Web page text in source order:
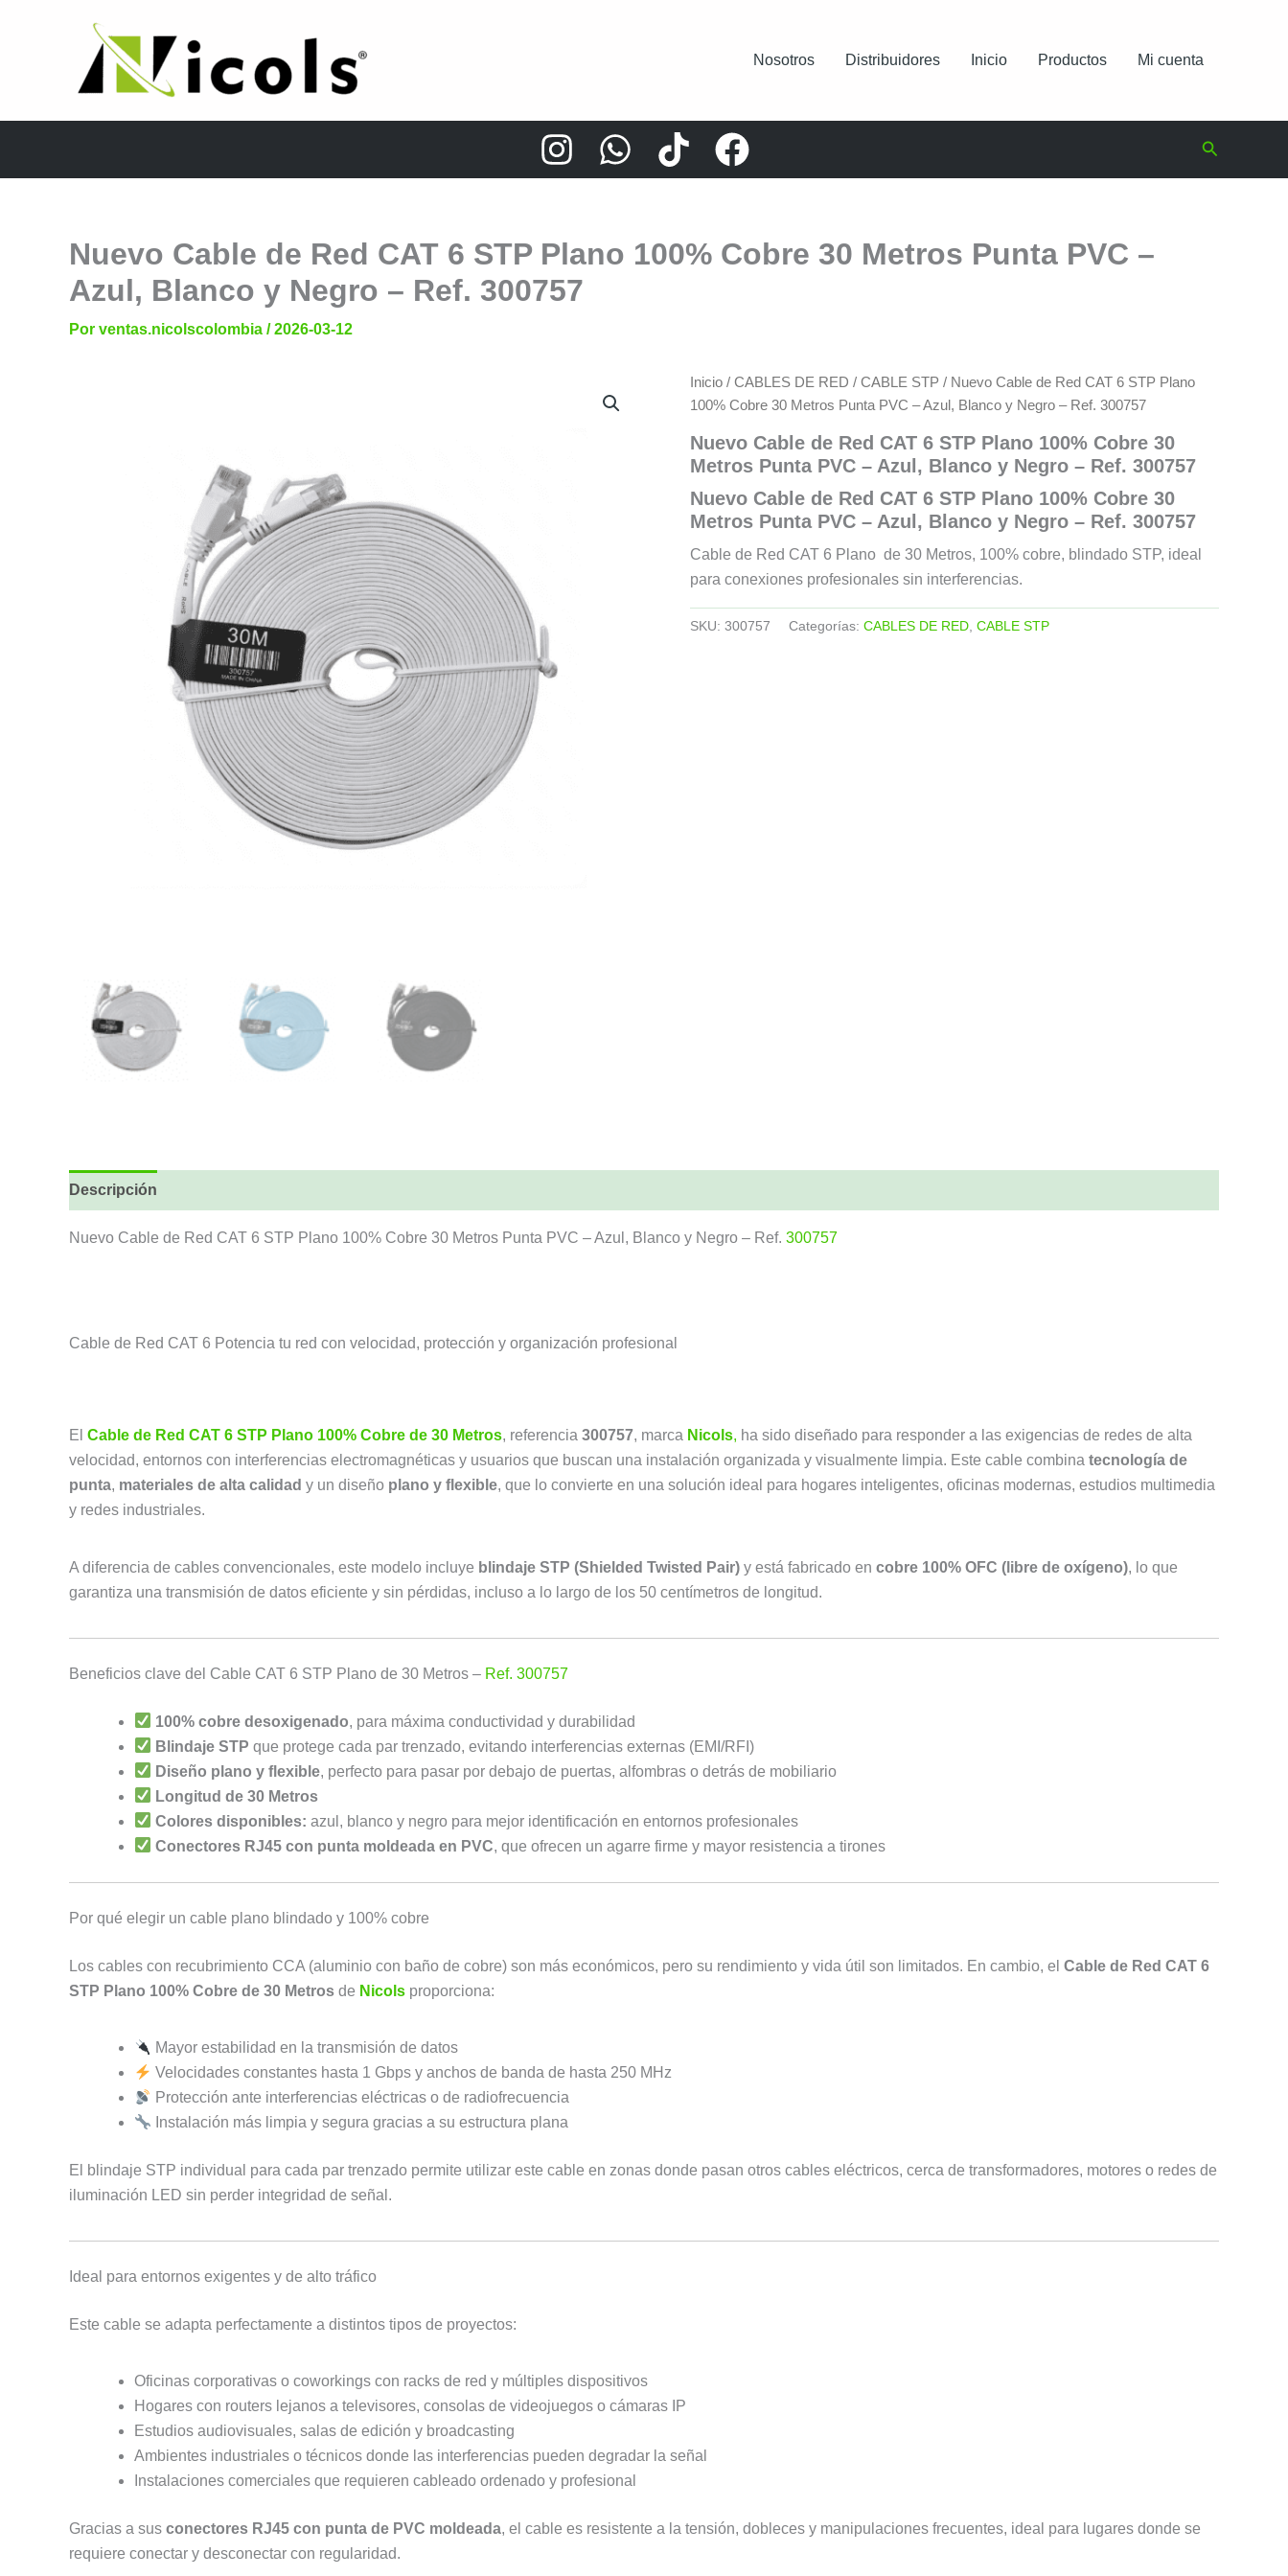
Nosotros Distribuidores Inicio Productos Mi cuenta
Buscar
Nuevo Cable de Red CAT 6 STP Plano 100% Cobre 30 Metros Punta PVC –
Azul, Blanco y Negro – Ref. 300757
Por ventas.nicolscolombia /2026-03-12
Inicio / CABLES DE RED / CABLE STP / Nuevo Cable de Red CAT 6 STP Plano
100% Cobre 30 Metros Punta PVC – Azul, Blanco y Negro – Ref. 300757
Nuevo Cable de Red CAT 6 STP Plano 100% Cobre 30
Metros Punta PVC – Azul, Blanco y Negro – Ref. 300757
Nuevo Cable de Red CAT 6 STP Plano 100% Cobre 30
Metros Punta PVC – Azul, Blanco y Negro – Ref. 300757
Cable de Red CAT 6 Plano de 30 Metros, 100% cobre, blindado STP, ideal
para conexiones profesionales sin interferencias.
SKU: 300757 Categorías: CABLES DE RED CABLE STP
Descripción
Nuevo Cable de Red CAT 6 STP Plano 100% Cobre 30 Metros Punta PVC – Azul, Blanco y Negro – Ref. 300757
Cable de Red CAT 6 Potencia tu red con velocidad, protección y organización profesional
El Cable de Red CAT 6 STP Plano 100% Cobre de 30 Metros, referencia 300757, marca Nicols, ha sido diseñado para responder a las exigencias de redes de alta
velocidad, entornos con interferencias electromagnéticas y usuarios que buscan una instalación organizada y visualmente limpia. Este cable combina tecnología de
punta, materiales de alta calidad y un diseño plano y flexible, que lo convierte en una solución ideal para hogares inteligentes, oficinas modernas, estudios multimedia
y redes industriales.
A diferencia de cables convencionales, este modelo incluye blindaje STP (Shielded Twisted Pair) y está fabricado en cobre 100% OFC (libre de oxígeno), lo que
garantiza una transmisión de datos eficiente y sin pérdidas, incluso a lo largo de los 50 centímetros de longitud.
Beneficios clave del Cable CAT 6 STP Plano de 30 Metros – Ref. 300757
100% cobre desoxigenado, para máxima conductividad y durabilidad
Blindaje STP que protege cada par trenzado, evitando interferencias externas (EMI/RFI)
Diseño plano y flexible, perfecto para pasar por debajo de puertas, alfombras o detrás de mobiliario
Longitud de 30 Metros
Colores disponibles: azul, blanco y negro para mejor identificación en entornos profesionales
Conectores RJ45 con punta moldeada en PVC, que ofrecen un agarre firme y mayor resistencia a tirones
Por qué elegir un cable plano blindado y 100% cobre
Los cables con recubrimiento CCA (aluminio con baño de cobre) son más económicos, pero su rendimiento y vida útil son limitados. En cambio, el Cable de Red CAT 6
STP Plano 100% Cobre de 30 Metros de Nicols proporciona:
Mayor estabilidad en la transmisión de datos
Velocidades constantes hasta 1 Gbps y anchos de banda de hasta 250 MHz
Protección ante interferencias eléctricas o de radiofrecuencia
Instalación más limpia y segura gracias a su estructura plana
El blindaje STP individual para cada par trenzado permite utilizar este cable en zonas donde pasan otros cables eléctricos, cerca de transformadores, motores o redes de
iluminación LED sin perder integridad de señal.
Ideal para entornos exigentes y de alto tráfico
Este cable se adapta perfectamente a distintos tipos de proyectos:
Oficinas corporativas o coworkings con racks de red y múltiples dispositivos
Hogares con routers lejanos a televisores, consolas de videojuegos o cámaras IP
Estudios audiovisuales, salas de edición y broadcasting
Ambientes industriales o técnicos donde las interferencias pueden degradar la señal
Instalaciones comerciales que requieren cableado ordenado y profesional
Gracias a sus conectores RJ45 con punta de PVC moldeada, el cable es resistente a la tensión, dobleces y manipulaciones frecuentes, ideal para lugares donde se
requiere conectar y desconectar con regularidad.